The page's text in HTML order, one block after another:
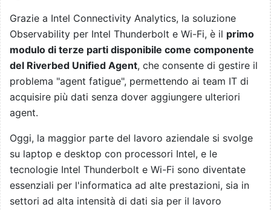
Grazie a Intel Connectivity Analytics, la soluzione
Observability per Intel Thunderbolt e Wi-Fi, è il primo
modulo di terze parti disponibile come componente
del Riverbed Unified Agent, che consente di gestire il
problema "agent fatigue", permettendo ai team IT di
acquisire più dati senza dover aggiungere ulteriori
agent.
Oggi, la maggior parte del lavoro aziendale si svolge
su laptop e desktop con processori Intel, e le
tecnologie Intel Thunderbolt e Wi-Fi sono diventate
essenziali per l'informatica ad alte prestazioni, sia in
settori ad alta intensità di dati sia per il lavoro